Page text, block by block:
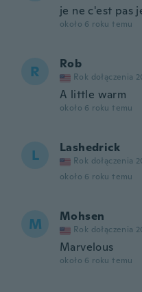
je ne c'est pas
około 6 roku temu
R Rob
Rok dołączenia
A little warm
około 6 roku temu
L Lashedrick
Rok dołączenia
około 6 roku temu
M Mohsen
Rok dołączenia
Marvelous
około 6 roku temu